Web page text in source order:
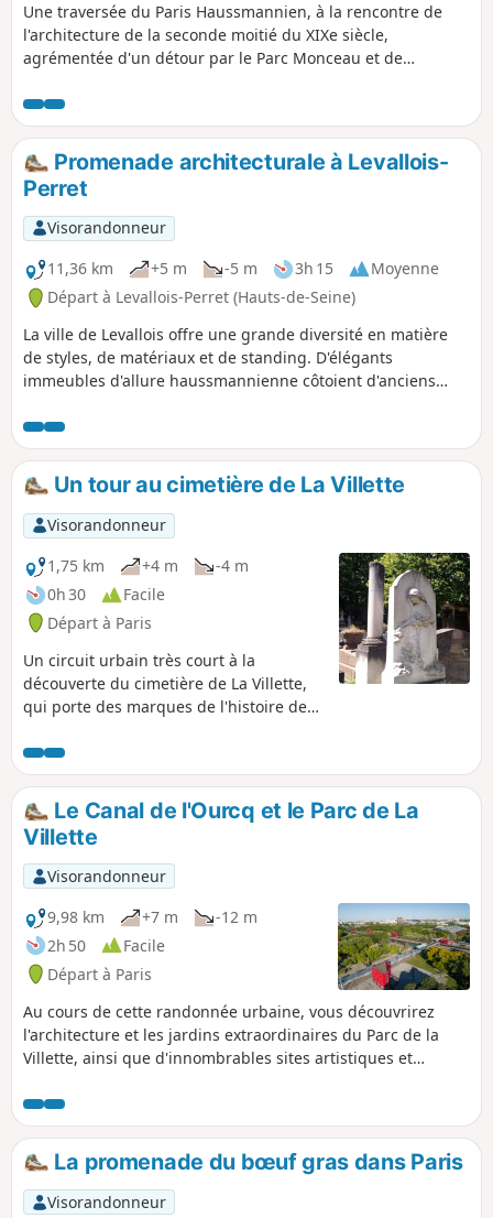
Une traversée du Paris Haussmannien, à la rencontre de
l'architecture de la seconde moitié du XIXe siècle,
agrémentée d'un détour par le Parc Monceau et de
Promenade architecturale à Levallois-
Perret
Visorandonneur
11,36 km
+5 m -5 m 3h 15
Moyenne
Départ à Levallois-Perret (Hauts-de-Seine)
La ville de Levallois offre une grande diversité en matière
de styles, de matériaux et de standing. D'élégants
immeubles d'allure haussmannienne côtoient d'anciens
des années 1960 aux façades de briques souvent
agrémentées de motifs en céramique. Aujourd'hui, la ville
accueille nombre de sièges sociaux et d'immeubles de
bureaux, tandis que de nouvelles grandes résidences
modernes entourées d'espaces verts se multiplient.
Un tour au cimetière de La Villette
Visorandonneur
1,75 km
+4 m
-4 m
0h 30
Facile
Départ à Paris
Un circuit urbain très court à la
découverte du cimetière de La Villette,
qui porte des marques de l'histoire de
abattoirs de 1867 à 1974 ou l'épisode
douloureux de l'incendie du Collège
Édouard Pailleron en 1973.
Le Canal de l'Ourcq et le Parc de La
Villette
Visorandonneur
9,98 km
+7 m
-12 m
2h 50
Facile
Départ à Paris
Au cours de cette randonnée urbaine, vous découvrirez
l'architecture et les jardins extraordinaires du Parc de la
Villette, ainsi que d'innombrables sites artistiques et
de l'Ourcq un itinéraire culturel parisien unique et
authentique.
La promenade du bœuf gras dans Paris
Visorandonneur